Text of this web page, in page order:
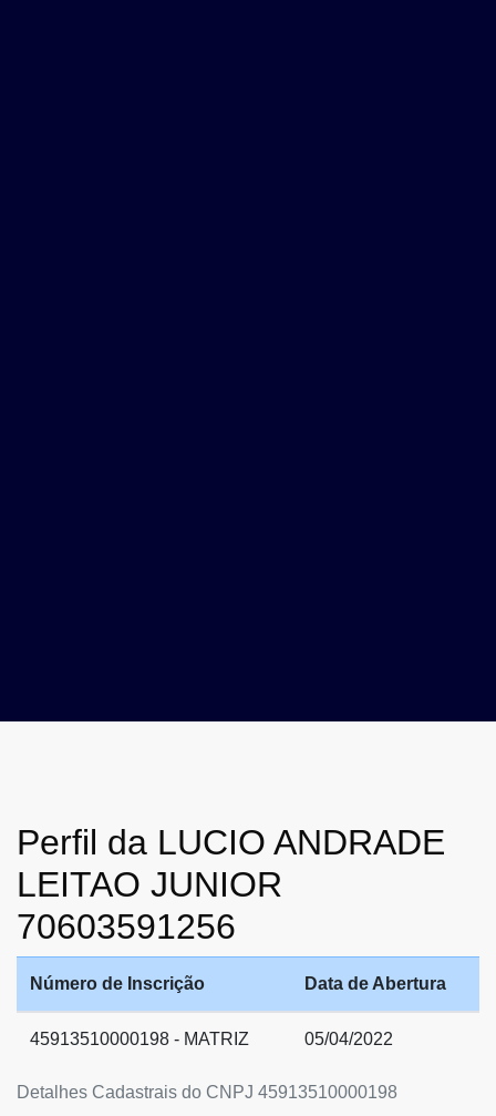
Perfil da LUCIO ANDRADE
LEITAO JUNIOR
70603591256
Detalhes Cadastrais do CNPJ 45913510000198
Número de Inscrição Data de Abertura
45913510000198 - MATRIZ 05/04/2022